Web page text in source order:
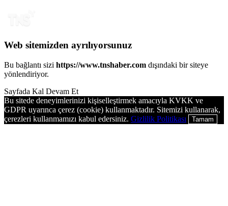
Web sitemizden ayrılıyorsunuz
Bu bağlantı sizi https://www.tnshaber.com dışındaki bir siteye
yönlendiriyor.
Sayfada Kal Devam Et
Bu sitede deneyimlerinizi kişiselleştirmek amacıyla KVKK ve
GDPR uyarınca çerez (cookie) kullanmaktadır. Sitemizi kullanarak,
çerezleri kullanmamızı kabul edersiniz. Gizlilik Politikası Tamam